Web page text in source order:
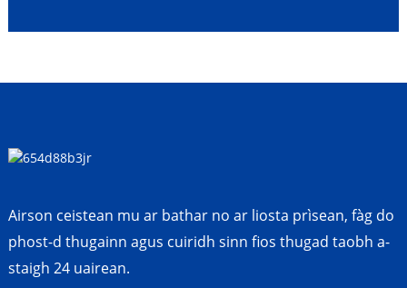
Airson ceistean mu ar bathar no ar liosta prìsean, fàg do
phost-d thugainn agus cuiridh sinn fios thugad taobh a-
staigh 24 uairean.